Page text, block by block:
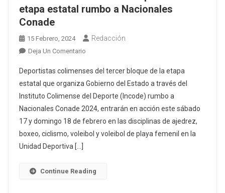
etapa estatal rumbo a Nacionales
Conade
15 Febrero, 2024 Redacción
Deja Un ComentarioEn
Realizará
Tercer
Bloque
De
La
Etapa
Deportistas colimenses del tercer bloque de la etapa
estatal que organiza Gobierno del Estado a través del
Instituto Colimense del Deporte (Incode) rumbo a
Nacionales Conade 2024, entrarán en acción este sábado
17 y domingo 18 de febrero en las disciplinas de ajedrez,
boxeo, ciclismo, voleibol y voleibol de playa femenil en la
Unidad Deportiva […]
Continue Reading